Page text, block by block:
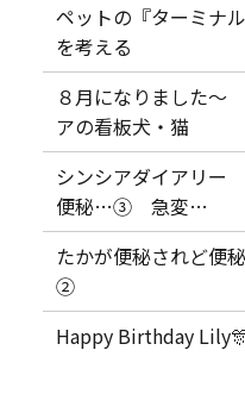
ペットの『ターミナル
を考える
８月になりました～
アの看板犬・猫
シンシアダイアリー
便秘…③ 急変…
たかが便秘されど便
②
Happy Birthday